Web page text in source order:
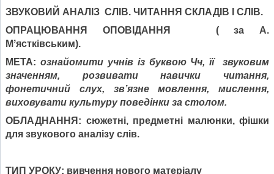
ЗВУКОВИЙ АНАЛІЗ СЛІВ. ЧИТАННЯ СКЛАДІВ І СЛІВ.
ОПРАЦЮВАННЯ ОПОВІДАННЯ ( за А.
Мʼястківським).
МЕТА: ознайомити учнів із буквою Чч, її звуковим
значенням, розвивати навички читання,
фонетичний слух, зв’язне мовлення, мислення,
виховувати культуру поведінки за столом.
ОБЛАДНАННЯ: сюжетні, предметні малюнки, фішки
для звукового аналізу слів.
ТИП УРОКУ: вивчення нового матеріалу